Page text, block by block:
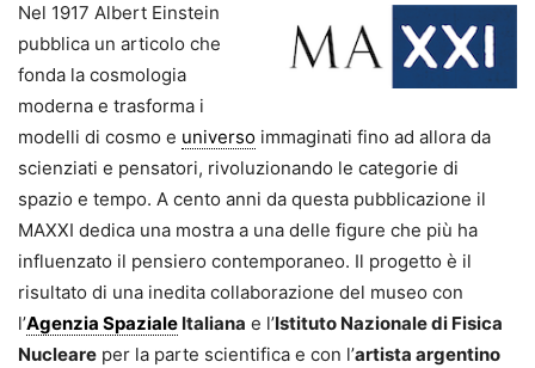
Nel 1917 Albert Einstein
pubblica un articolo che
fonda la cosmologia
moderna e trasforma i
modelli di cosmo e universo immaginati fino ad allora da
scienziati e pensatori, rivoluzionando le categorie di
spazio e tempo. A cento anni da questa pubblicazione il
MAXXI dedica una mostra a una delle figure che più ha
influenzato il pensiero contemporaneo. Il progetto è il
risultato di una inedita collaborazione del museo con
l’Agenzia Spaziale Italiana e l’Istituto Nazionale di Fisica
Nucleare per la parte scientifica e con l’artista argentino